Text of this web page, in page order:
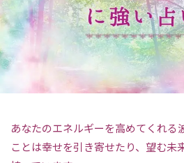
あなたのエネルギーを高めてくれる
ことは幸せを引き寄せたり、望む未